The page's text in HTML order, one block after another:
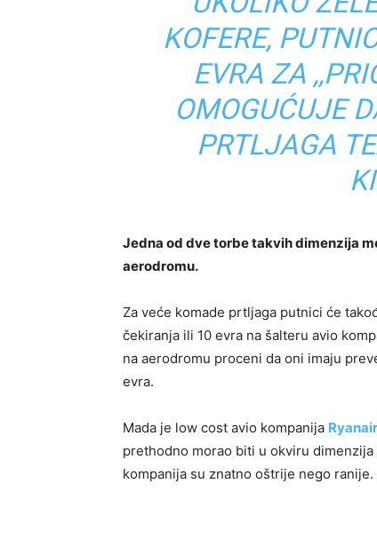
KOFERE,
EVRA ZA
OMOGUĆUJE
PRTLJAGA
Jedna od dve torbe takvih dimenzija
aerodromu.
Za veće komade prtljaga putnici će
čekiranja ili 10 evra na šalteru avio
na aerodromu proceni da oni imaju
evra.
Mada je low cost avio kompanija Ryanair
prethodno morao biti u okviru
kompanija su znatno oštrije nego ranije.